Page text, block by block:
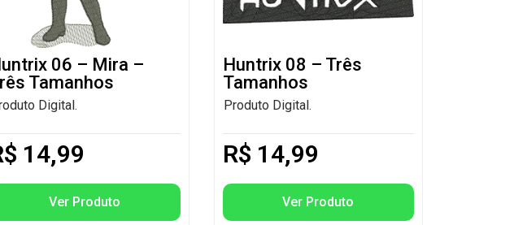
06 – Mira –
Tamanhos
Digital.
14,99
Ver Produto
Huntrix 08 – Três
Tamanhos
Produto Digital.
R$ 14,99
Ver Produto